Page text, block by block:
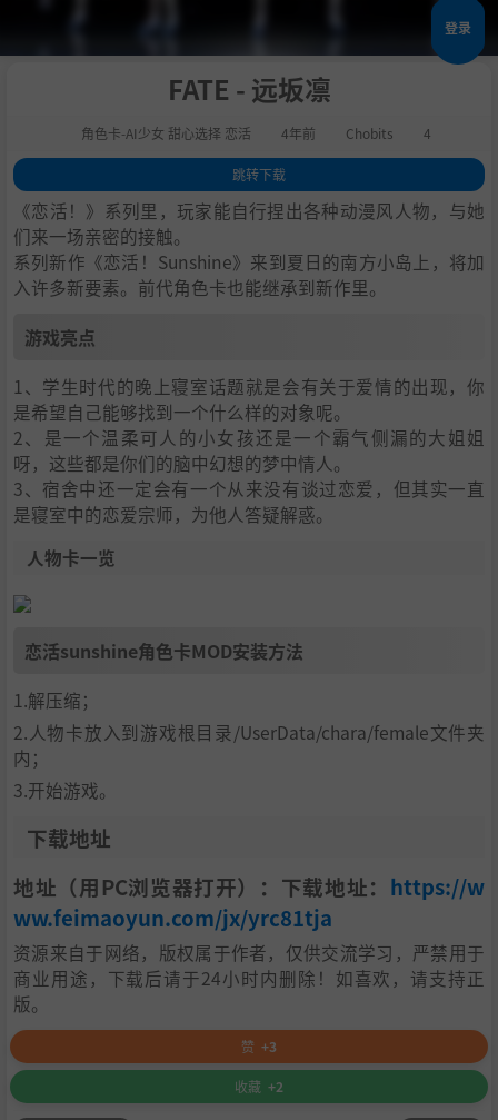
登录
FATE - 远坂凛
角色卡-AI少女 甜心选择 恋活 4年前 Chobits 4
跳转下载
1.游戏亮点
2.人物卡一览
3.恋活sunshine角色卡MOD安装方法
4.下载地址
《恋活！》系列里，玩家能自行捏出各种动漫风人物，与她
们来一场亲密的接触。
系列新作《恋活！Sunshine》来到夏日的南方小岛上，将加
入许多新要素。前代角色卡也能继承到新作里。
游戏亮点
1、学生时代的晚上寝室话题就是会有关于爱情的出现，你
是希望自己能够找到一个什么样的对象呢。
2、是一个温柔可人的小女孩还是一个霸气侧漏的大姐姐
呀，这些都是你们的脑中幻想的梦中情人。
3、宿舍中还一定会有一个从来没有谈过恋爱，但其实一直
是寝室中的恋爱宗师，为他人答疑解惑。
人物卡一览
恋活sunshine角色卡MOD安装方法
1.解压缩；
2.人物卡放入到游戏根目录/UserData/chara/female文件夹
内；
3.开始游戏。
下载地址
地址（用PC浏览器打开）：下载地址： https://w
ww.feimaoyun.com/jx/yrc81tja
资源来自于网络，版权属于作者，仅供交流学习，严禁用于
商业用途，下载后请于24小时内删除！如喜欢，请支持正
版。
赞 +3
收藏 +2